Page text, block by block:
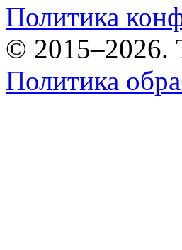
Политика
©
Политика